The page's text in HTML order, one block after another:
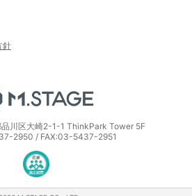
針
川区大崎2-1-1 ThinkPark Tower 5F
2950 / FAX:03-5437-2951